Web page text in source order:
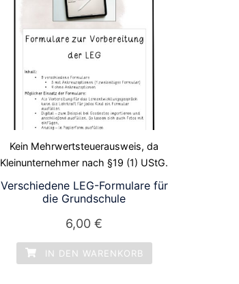
Kein Mehrwertsteuerausweis, da
Kleinunternehmer nach §19 (1) UStG.
Verschiedene LEG-Formulare für
die Grundschule
6,00€
IN DEN WARENKORB